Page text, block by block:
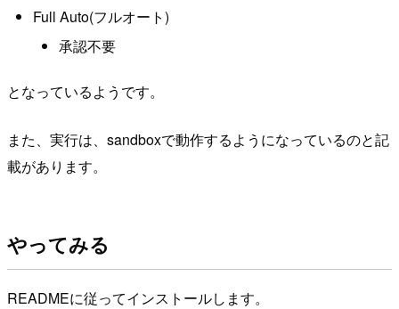
Full Auto(フルオート)
承認不要
となっているようです。
また、実行は、sandboxで動作するようになっているのと記
載があります。
やってみる
READMEに従ってインストールします。